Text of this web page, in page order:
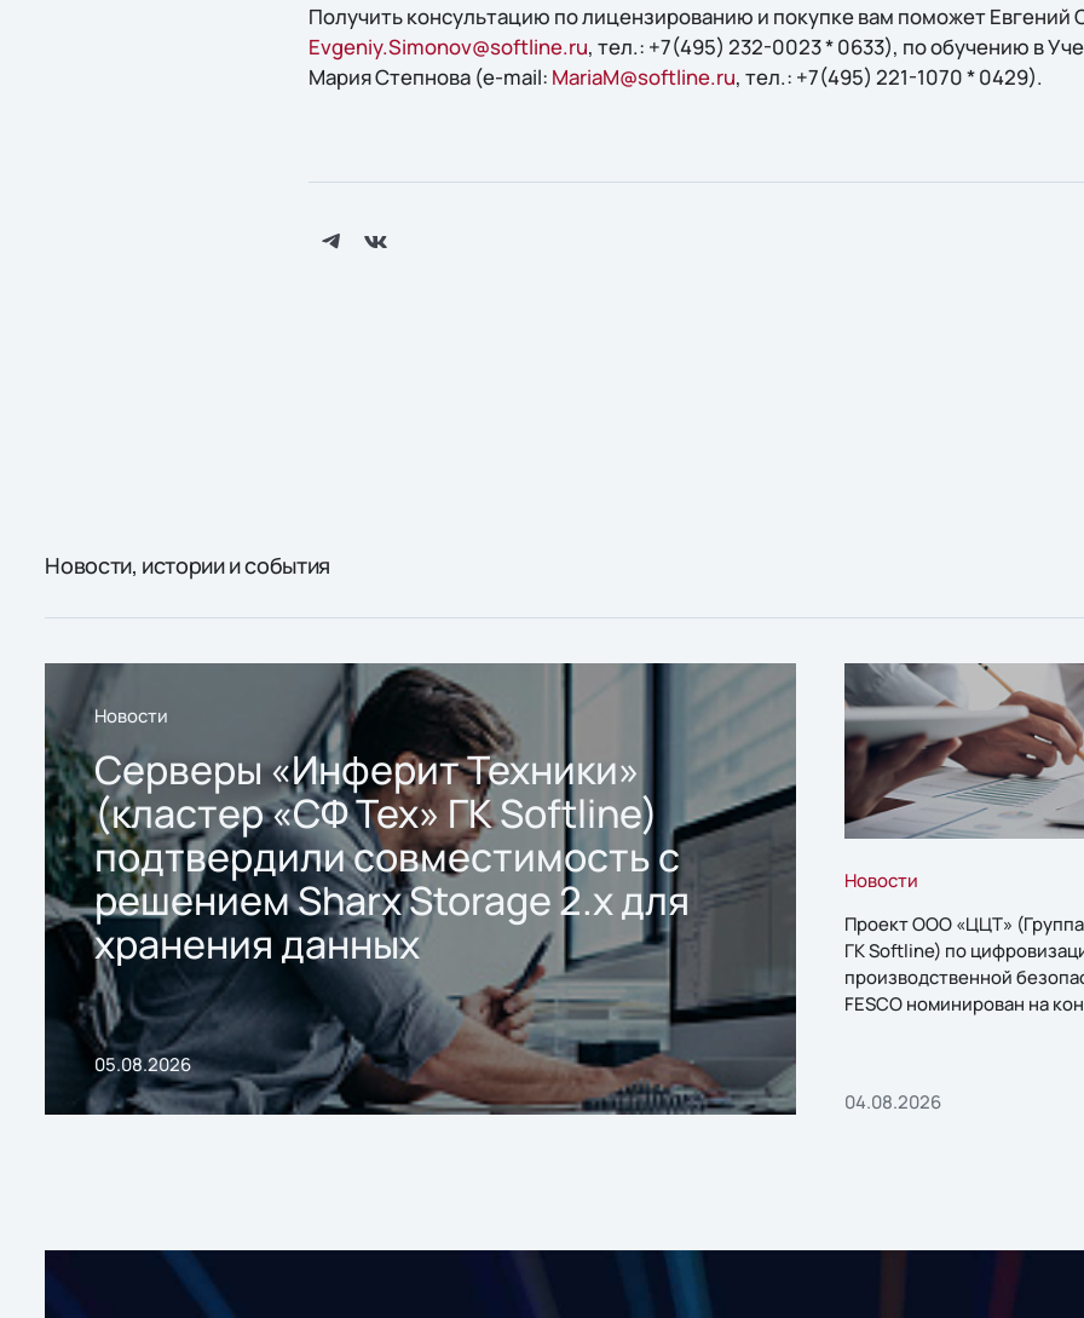
Получить конcультацию по лицензированию и покупке вам поможет Евгений
Evgeniy.Simonov@softline.ru, тел.: +7(495) 232-0023 * 0633), по обучению в
Мария Степнова (e-mail: MariaM@softline.ru, тел.: +7(495) 221-1070 * 0429).
Новости, истории и события
Новости
Серверы «Инферит Техники»
(кластер «СФ Тех» ГК Softline)
подтвердили совместимость с
решением Sharx Storage 2.x для
хранения данных
05.08.2026
Новости
Проект ООО «ЦЦТ»
ГК Softline) по
производственной
FESCO номинирован на
04.08.2026